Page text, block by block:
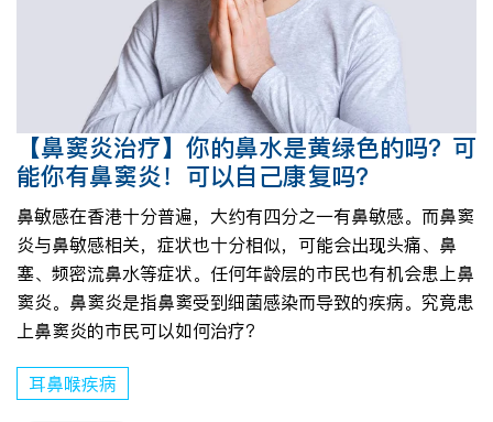
【鼻窦炎治疗】你的鼻水是黄绿色的吗？可
能你有鼻窦炎！可以自己康复吗？
鼻敏感在香港十分普遍，大约有四分之一有鼻敏感。而鼻窦
炎与鼻敏感相关，症状也十分相似，可能会出现头痛、鼻
塞、频密流鼻水等症状。任何年龄层的市民也有机会患上鼻
窦炎。鼻窦炎是指鼻窦受到细菌感染而导致的疾病。究竟患
上鼻窦炎的市民可以如何治疗？
耳鼻喉疾病